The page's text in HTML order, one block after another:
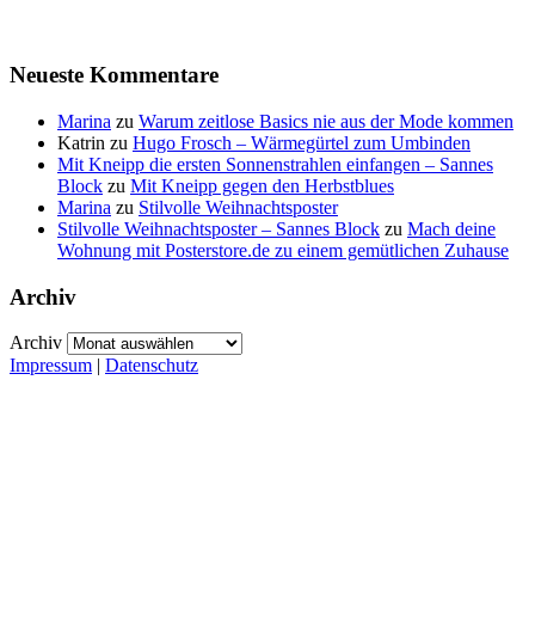
Neueste Kommentare
Marina zu Warum zeitlose Basics nie aus der Mode kommen
Katrin zu Hugo Frosch – Wärmegürtel zum Umbinden
Mit Kneipp die ersten Sonnenstrahlen einfangen – Sannes
Block zu Mit Kneipp gegen den Herbstblues
Marina zu Stilvolle Weihnachtsposter
Stilvolle Weihnachtsposter – Sannes Block zu Mach deine
Wohnung mit Posterstore.de zu einem gemütlichen Zuhause
Archiv
Archiv
Impressum | Datenschutz